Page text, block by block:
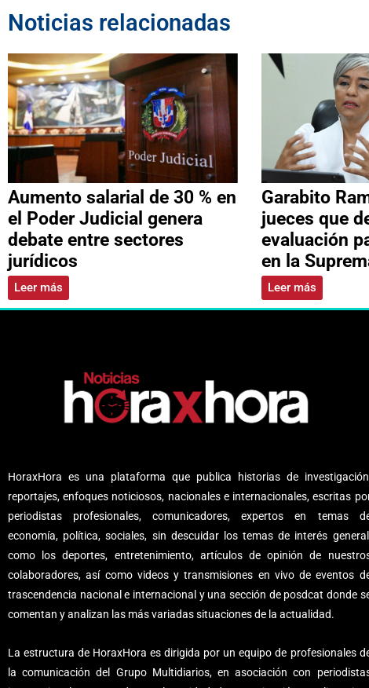
Noticias relacionadas
Aumento salarial de 30 % en
el Poder Judicial genera
debate entre sectores
jurídicos
Leer más
Garabito
jueces que
evaluación
en la
Leer más
HoraxHora es una plataforma que publica historias de
reportajes, enfoques noticiosos, nacionales e internacionales, escritas
periodistas profesionales, comunicadores, expertos en temas
economía, política, sociales, sin descuidar los temas de interés
como los deportes, entretenimiento, artículos de opinión de
colaboradores, así como videos y transmisiones en vivo de eventos
trascendencia nacional e internacional y una sección de posdcat donde
comentan y analizan las más variadas situaciones de la actualidad.
La estructura de HoraxHora es dirigida por un equipo de profesionales
la comunicación del Grupo Multidiarios, en asociación con